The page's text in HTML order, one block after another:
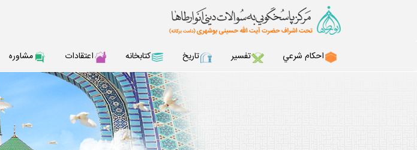
احكام شرعي تفسير تاريخ كتابخانه اعتقادات مشاوره